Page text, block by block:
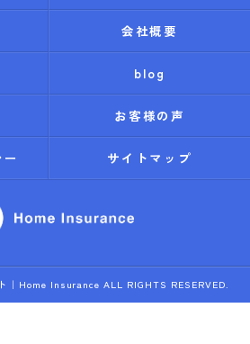
会社概要
blog
お客様の声
サイトマップ
｜Home Insurance ALL RIGHTS RESERVED.